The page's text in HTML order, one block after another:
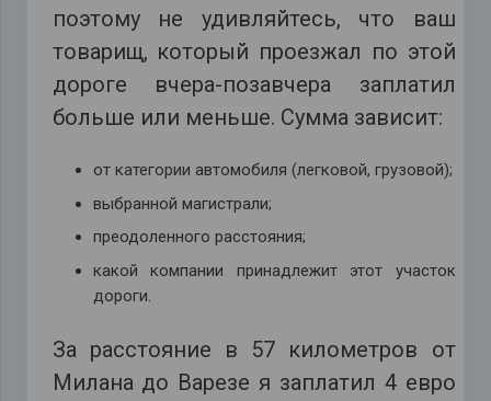
поэтому не удивляйтесь, что ваш
товарищ, который проезжал по этой
дороге вчера-позавчера заплатил
больше или меньше. Сумма зависит:
от категории автомобиля (легковой, грузовой);
выбранной магистрали;
преодоленного расстояния;
какой компании принадлежит этот участок
дороги.
За расстояние в 57 километров от
Милана до Варезе я заплатил 4 евро